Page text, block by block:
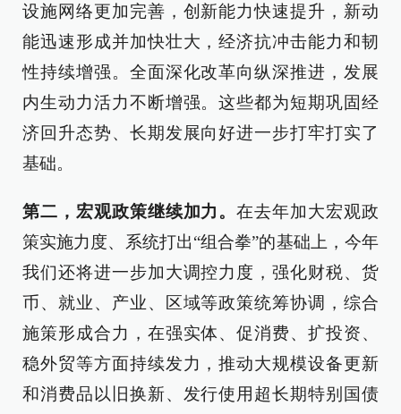
设施网络更加完善，创新能力快速提升，新动
能迅速形成并加快壮大，经济抗冲击能力和韧
性持续增强。全面深化改革向纵深推进，发展
内生动力活力不断增强。这些都为短期巩固经
济回升态势、长期发展向好进一步打牢打实了
基础。
第二，宏观政策继续加力。在去年加大宏观政
策实施力度、系统打出“组合拳”的基础上，今年
我们还将进一步加大调控力度，强化财税、货
币、就业、产业、区域等政策统筹协调，综合
施策形成合力，在强实体、促消费、扩投资、
稳外贸等方面持续发力，推动大规模设备更新
和消费品以旧换新、发行使用超长期特别国债